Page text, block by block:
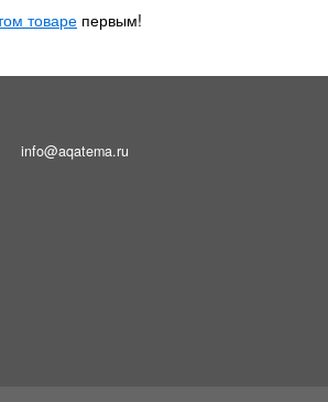
товаре первым!
info@aqatema.ru